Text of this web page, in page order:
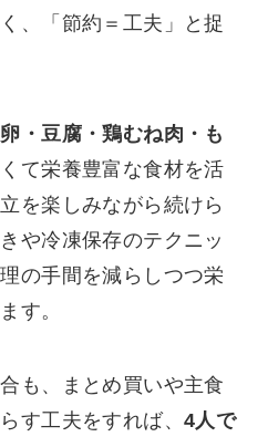
、「節約＝工夫」と捉
卵・豆腐・鶏むね肉・も
て栄養豊富な食材を活
を楽しみながら続けら
や冷凍保存のテクニッ
の手間を減らしつつ栄
す。
も、まとめ買いや主食
す工夫をすれば、4人で